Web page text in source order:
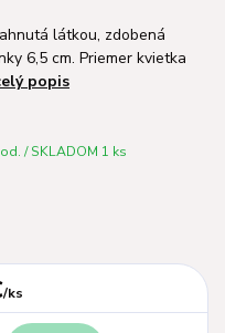
látkou, zdobená
6,5 cm. Priemer kvietka
popis
/ SKLADOM 1 ks
/ks